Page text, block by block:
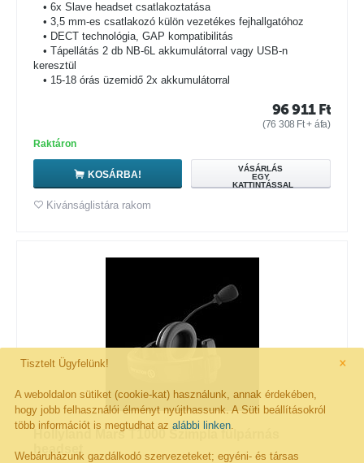
×
Tisztelt Ügyfelünk!
A weboldalon sütiket (cookie-kat) használunk, annak érdekében,
hogy jobb felhasználói élményt nyújthassunk. A Süti beállításokról
több információt is megtudhat az alábbi linken
Webáruházunk gazdálkodó szervezeteket; egyéni- és társas
• 6x Slave headset csatlakoztatása
• 3,5 mm-es csatlakozó külön vezetékes fejhallgatóhoz
• DECT technológia, GAP kompatibilitás
• Tápellátás 2 db NB-6L akkumulátorral vagy USB-n
keresztül
• 15-18 órás üzemidő 2x akkumulátorral
96 911 Ft
(76 308 Ft+ áfa)
Raktáron
KOSÁRBA!
VÁSÁRLÁS
EGY
KATTINTÁSSAL
Kivánságlistára rakom
Hollyland Mars T1000 Szimpla fülpárnás
headset